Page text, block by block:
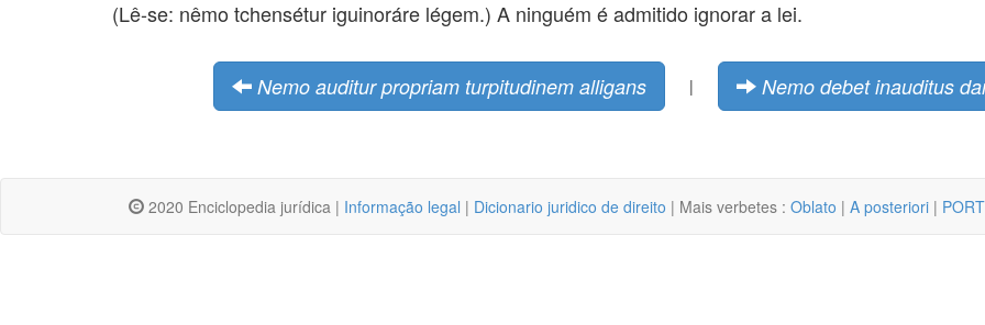
(Lê-se: nêmo tchensétur iguinoráre légem.) A ninguém é admitido ignorar a lei.
Nemo auditur propriam turpitudinem alligans | Nemo debet inauditus
2020 Enciclopedia jurídica | Informação legal | Dicionario juridico de direito | Mais verbetes : Oblato | A posteriori |